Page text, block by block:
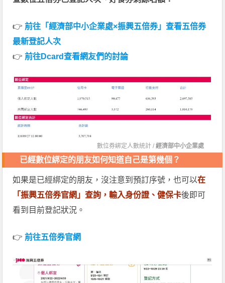
👉前往「經濟部中小企業處×振興五倍券」查看五倍券
最新登記人次
👉前往Dcard查看網友們的討論
數位券綁定人數統計 /經濟部中小企業處
已經數位綁定的朋友如何知道自己是第幾個？
如果是已經綁定的朋友，沒注意到預訂序號，也可以在
「振興五倍券官網」查詢，輸入身份證、健保卡後即可
看到目前登記狀況。
👉前往五倍券官網